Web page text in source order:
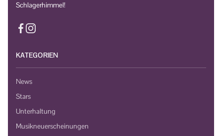
Schlagerhimmel!
KATEGORIEN
News
Stars
Unterhaltung
Musikneuerscheinungen